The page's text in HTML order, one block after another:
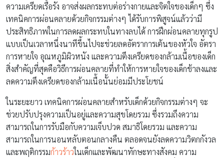
ความเครียดเรื้อรัง อาจส่งผลกระทบต่อร่างกายและจิตใจของเด็กๆ ซึ่ง
เทคนิคการผ่อนคลายด้วยกิจกรรมต่างๆ ได้รับการพิสูจน์แล้วว่ามี
ประสิทธิภาพในการลดผลกระทบในทางลบได้ การฝึกผ่อนคลายทุกรูป
แบบเป็นเวลาหนึ่งนาทีขึ้นไปจะช่วยลดอัตราการเต้นของหัวใจ อัตรา
การหายใจ อุณหภูมิผิวหนัง และความตึงเครียดของกล้ามเนื้อของเด็ก
สิ่งสำคัญที่สุดคือวิธีการผ่อนคลายที่ทำให้การหายใจของเด็กช้าลงและ
ลดความตึงเครียดของกล้ามเนื้อนั้นย่อมมีประโยชน์
ในระยะยาว เทคนิคการผ่อนคลายสำหรับเด็กด้วยกิจกรรมต่างๆ จะ
ช่วยปรับปรุงความเป็นอยู่และความสุขโดยรวม ซึ่งรวมถึงความ
สามารถในการรับมือกับความเจ็บปวด สมาธิโดยรวม และความ
สามารถในการนอนหลับตอนกลางคืน ตลอดจนยังลดความวิตกกังวล
และพฤติกรรมก้าวร้าวในเด็กและพัฒนาทักษะทางสังคม ความ